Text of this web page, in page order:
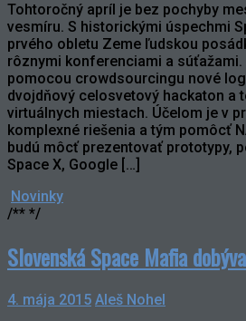
Tohtoročný apríl je bez pochyby
vesmíru. S historickými úspechmi
prvého obletu Zeme ľudskou
rôznymi konferenciami a súťažami.
pomocou crowdsourcingu nové
dvojdňový celosvetový hackaton a
virtuálnych miestach. Účelom je v
komplexné riešenia a tým pomôcť
budú môcť prezentovať prototypy,
Space X, Google […]
Novinky
/** */
Slovenská Space Mafia
4. mája 2015 Aleš Nohel